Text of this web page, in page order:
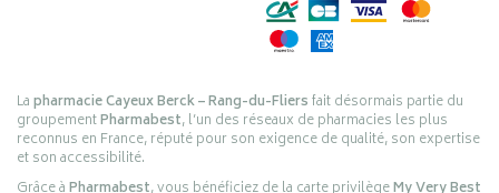
Lapharmacie Cayeux Berck – Rang-du-Fliersfait désormais partie du
groupementPharmabest, l’un des réseaux de pharmacies les plus
reconnus en France, réputé pour son exigence de qualité, son expertise
et son accessibilité.